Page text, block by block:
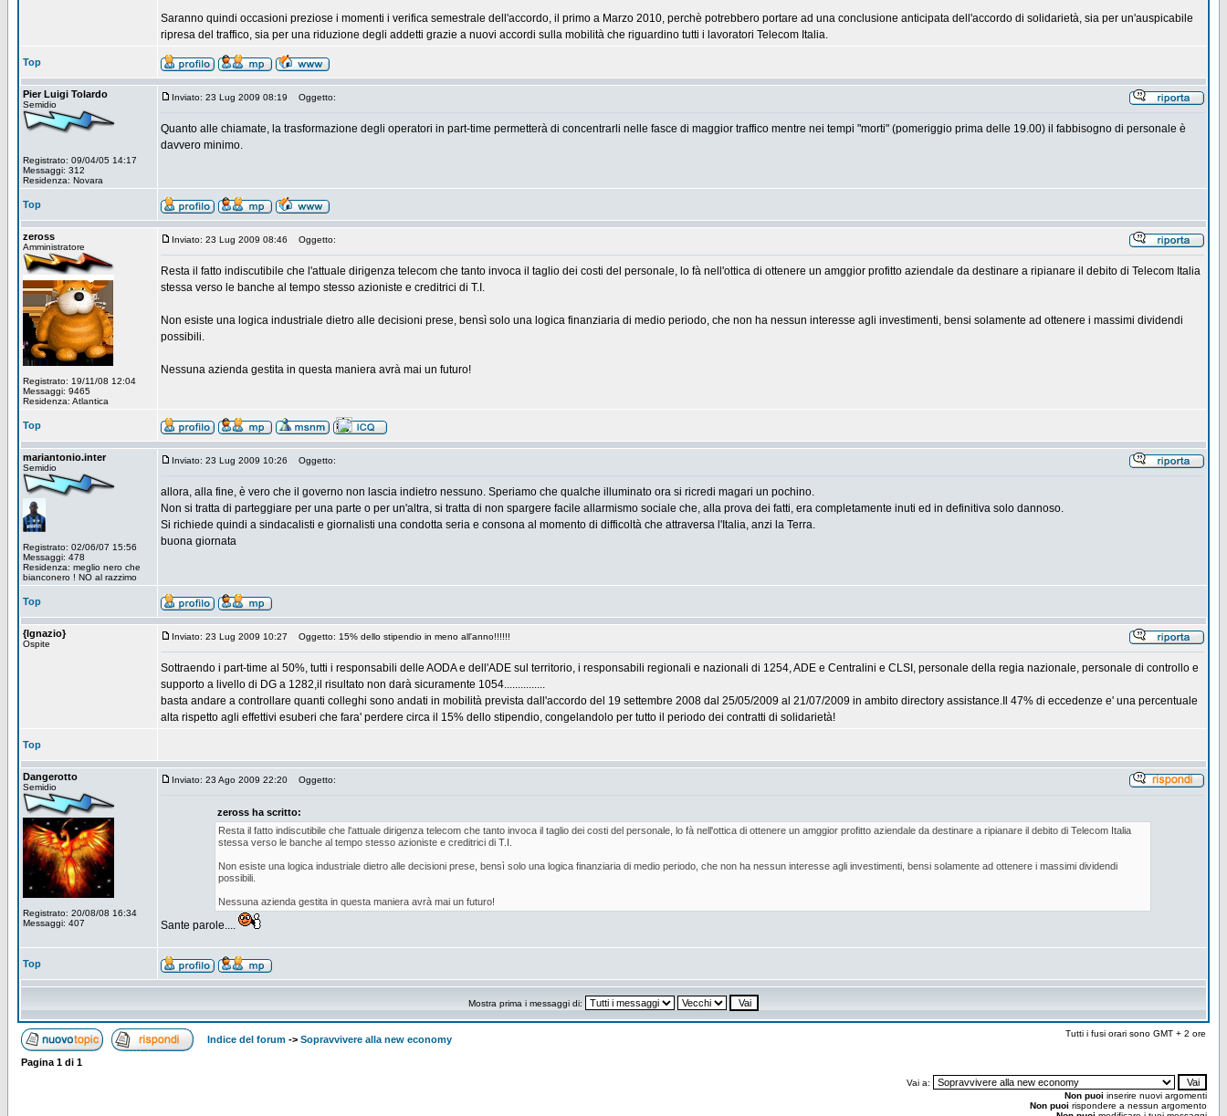
Saranno quindi occasioni preziose i momenti i verifica semestrale dell'accordo, il primo a Marzo 2010, perchè potrebbero portare ad una conclusione anticipata dell'accordo di solidarietà, sia per un'auspicabile
ripresa del traffico, sia per una riduzione degli addetti grazie a nuovi accordi sulla mobilità che riguardino tutti i lavoratori Telecom Italia.
Top
Pier Luigi Tolardo
Semidio
Registrato: 09/04/05 14:17
Messaggi: 312
Residenza: Novara
Inviato: 23 Lug 2009 08:19 Oggetto:
Quanto alle chiamate, la trasformazione degli operatori in part-time permetterà di concentrarli nelle fasce di maggior traffico mentre nei tempi "morti" (pomeriggio prima delle 19.00) il fabbisogno di personale è
davvero minimo.
Top
zeross
Amministratore
Registrato: 19/11/08 12:04
Messaggi: 9465
Residenza: Atlantica
Inviato: 23 Lug 2009 08:46 Oggetto:
Resta il fatto indiscutibile che l'attuale dirigenza telecom che tanto invoca il taglio dei costi del personale, lo fà nell'ottica di ottenere un amggior profitto aziendale da destinare a ripianare il debito di Telecom Italia
stessa verso le banche al tempo stesso azioniste e creditrici di T.I.
Non esiste una logica industriale dietro alle decisioni prese, bensì solo una logica finanziaria di medio periodo, che non ha nessun interesse agli investimenti, bensi solamente ad ottenere i massimi dividendi
possibili.
Nessuna azienda gestita in questa maniera avrà mai un futuro!
Top
mariantonio.inter
Semidio
Registrato: 02/06/07 15:56
Messaggi: 478
Residenza: meglio nero che
bianconero ! NO al razzimo
Inviato: 23 Lug 2009 10:26 Oggetto:
allora, alla fine, è vero che il governo non lascia indietro nessuno. Speriamo che qualche illuminato ora si ricredi magari un pochino.
Non si tratta di parteggiare per una parte o per un'altra, si tratta di non spargere facile allarmismo sociale che, alla prova dei fatti, era completamente inuti ed in definitiva solo dannoso.
Si richiede quindi a sindacalisti e giornalisti una condotta seria e consona al momento di difficoltà che attraversa l'Italia, anzi la Terra.
buona giornata
Top
{Ignazio}
Ospite
Inviato: 23 Lug 2009 10:27 Oggetto: 15% dello stipendio in meno all'anno!!!!!!
Sottraendo i part-time al 50%, tutti i responsabili delle AODA e dell'ADE sul territorio, i responsabili regionali e nazionali di 1254, ADE e Centralini e CLSI, personale della regia nazionale, personale di controllo e
supporto a livello di DG a 1282,il risultato non darà sicuramente 1054...............
basta andare a controllare quanti colleghi sono andati in mobilità prevista dall'accordo del 19 settembre 2008 dal 25/05/2009 al 21/07/2009 in ambito directory assistance.Il 47% di eccedenze e' una percentuale
alta rispetto agli effettivi esuberi che fara' perdere circa il 15% dello stipendio, congelandolo per tutto il periodo dei contratti di solidarietà!
Top
Dangerotto
Semidio
Registrato: 20/08/08 16:34
Messaggi: 407
Inviato: 23 Ago 2009 22:20 Oggetto:
zeross ha scritto:
Resta il fatto indiscutibile che l'attuale dirigenza telecom che tanto invoca il taglio dei costi del personale, lo fà nell'ottica di ottenere un amggior profitto aziendale da destinare a ripianare il debito di Telecom Italia
stessa verso le banche al tempo stesso azioniste e creditrici di T.I.
Non esiste una logica industriale dietro alle decisioni prese, bensì solo una logica finanziaria di medio periodo, che non ha nessun interesse agli investimenti, bensi solamente ad ottenere i massimi dividendi
possibili.
Nessuna azienda gestita in questa maniera avrà mai un futuro!
Sante parole....
Top
Mostra prima i messaggi di:
Indice del forum -> Sopravvivere alla new economy
Tutti i fusi orari sono GMT + 2 ore
Pagina 1 di 1
Vai a:
Non puoi inserire nuovi argomenti
Non puoi rispondere a nessun argomento